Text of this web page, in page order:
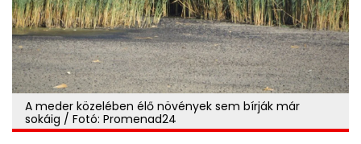
A meder közelében élő növények sem bírják már
sokáig / Fotó: Promenad24